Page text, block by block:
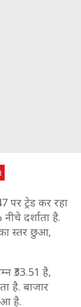
ट्रेड कर रहा
दर्शाता है.
का स्तर छुआ,
₹33.51 है,
है. बाजार
है.